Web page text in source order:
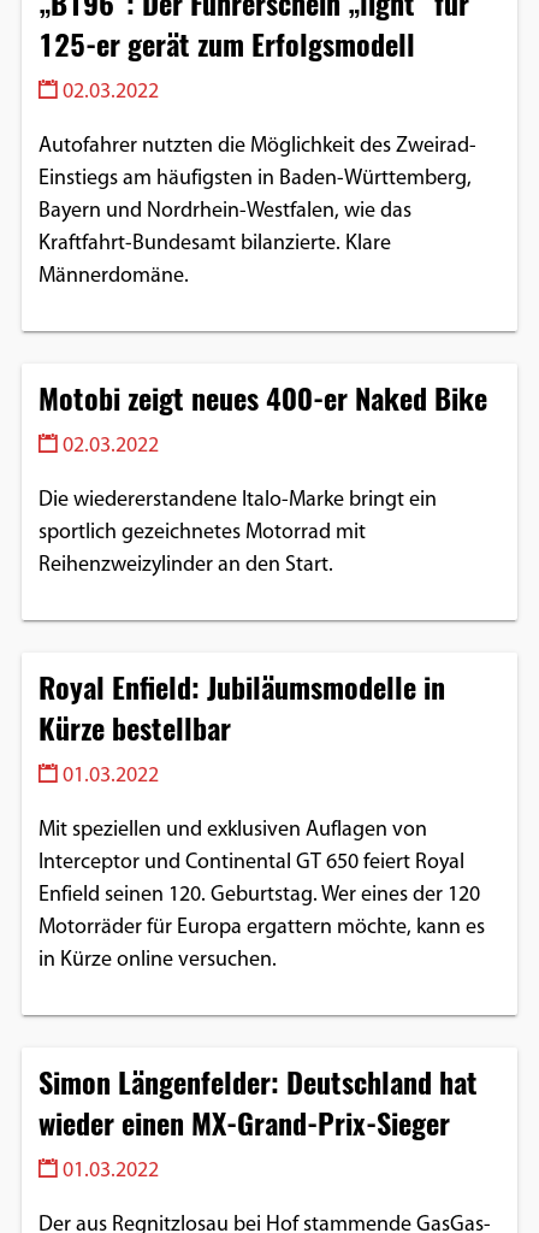
125-er gerät zum Erfolgsmodell
02.03.2022
Autofahrer nutzten die Möglichkeit des Zweirad-
Einstiegs am häufigsten in Baden-Württemberg,
Bayern und Nordrhein-Westfalen, wie das
Kraftfahrt-Bundesamt bilanzierte. Klare
Männerdomäne.
Motobi zeigt neues 400-er Naked Bike
02.03.2022
Die wiedererstandene Italo-Marke bringt ein
sportlich gezeichnetes Motorrad mit
Reihenzweizylinder an den Start.
Royal Enfield: Jubiläumsmodelle in
Kürze bestellbar
01.03.2022
Mit speziellen und exklusiven Auflagen von
Interceptor und Continental GT 650 feiert Royal
Enfield seinen 120. Geburtstag. Wer eines der 120
Motorräder für Europa ergattern möchte, kann es
in Kürze online versuchen.
Simon Längenfelder: Deutschland hat
wieder einen MX-Grand-Prix-Sieger
01.03.2022
Der aus Regnitzlosau bei Hof stammende GasGas-